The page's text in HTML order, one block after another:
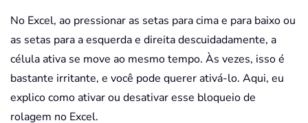
No Excel, ao pressionar as setas para cima e para baixo ou
as setas para a esquerda e direita descuidadamente, a
célula ativa se move ao mesmo tempo. Às vezes, isso é
bastante irritante, e você pode querer ativá-lo. Aqui, eu
explico como ativar ou desativar esse bloqueio de
rolagem no Excel.